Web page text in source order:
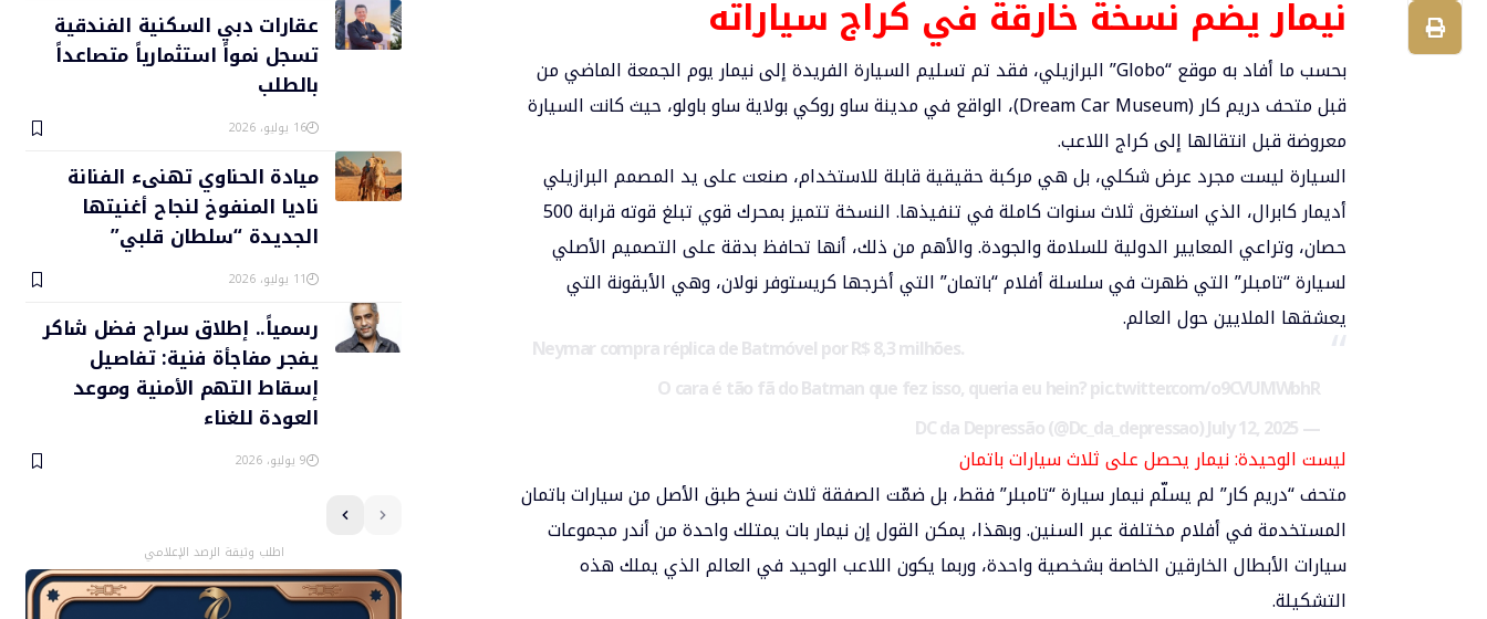
نيمار يضم نسخة خارقة في كراج سياراته
بحسب ما أفاد به موقع “Globo” البرازيلي، فقد تم تسليم السيارة الفريدة إلى نيمار يوم الجمعة الماضي من
قبل متحف دريم كار (Dream Car Museum)، الواقع في مدينة ساو روكي بولاية ساو باولو، حيث كانت السيارة
معروضة قبل انتقالها إلى كراج اللاعب.
السيارة ليست مجرد عرض شكلي، بل هي مركبة حقيقية قابلة للاستخدام، صنعت على يد المصمم البرازيلي
أديمار كابرال، الذي استغرق ثلاث سنوات كاملة في تنفيذها. النسخة تتميز بمحرك قوي تبلغ قوته قرابة 500
حصان، وتراعي المعايير الدولية للسلامة والجودة. والأهم من ذلك، أنها تحافظ بدقة على التصميم الأصلي
لسيارة “تامبلر” التي ظهرت في سلسلة أفلام “باتمان” التي أخرجها كريستوفر نولان، وهي الأيقونة التي
يعشقها الملايين حول العالم.
Neymar compra réplica de Batmóvel por R$ 8,3 milhões.
O cara é tão fã do Batman que fez isso, queria eu hein?pic.twitter.com/o9CVUMWbhR
— DC da Depressão (@Dc_da_depressao)
July 12, 2025
ليست الوحيدة: نيمار يحصل على ثلاث سيارات باتمان
متحف “دريم كار” لم يسلّم نيمار سيارة “تامبلر” فقط، بل ضمّت الصفقة ثلاث نسخ طبق الأصل من سيارات باتمان
المستخدمة في أفلام مختلفة عبر السنين. وبهذا، يمكن القول إن نيمار بات يمتلك واحدة من أندر مجموعات
سيارات الأبطال الخارقين الخاصة بشخصية واحدة، وربما يكون اللاعب الوحيد في العالم الذي يملك هذه
التشكيلة.
عقارات دبي السكنية الفندقية
تسجل نمواً استثمارياً متصاعداً
بالطلب
16 يوليو، 2026
ميادة الحناوي تهنىء الفنانة
ناديا المنفوخ لنجاح أغنيتها
الجديدة “سلطان قلبي”
11 يوليو، 2026
رسمياً.. إطلاق سراح فضل شاكر
يفجر مفاجأة فنية: تفاصيل
إسقاط التهم الأمنية وموعد
العودة للغناء
9 يوليو، 2026
اطلب وثيقة الرصد الإعلامي